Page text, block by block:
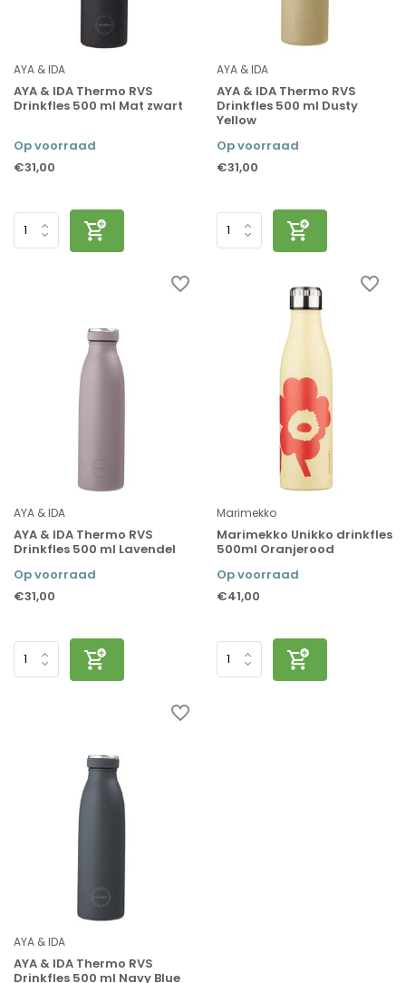
AYA & IDA
AYA & IDA Thermo RVS
Drinkfles 500 ml Mat zwart
Op voorraad
€31,00
AYA & IDA
AYA & IDA Thermo RVS
Drinkfles 500 ml Dusty
Yellow
Op voorraad
€31,00
AYA & IDA
AYA & IDA Thermo RVS
Drinkfles 500 ml Lavendel
Op voorraad
€31,00
Marimekko
Marimekko Unikko drinkfles
500ml Oranjerood
Op voorraad
€41,00
AYA & IDA
AYA & IDA Thermo RVS
Drinkfles 500 ml Navy Blue